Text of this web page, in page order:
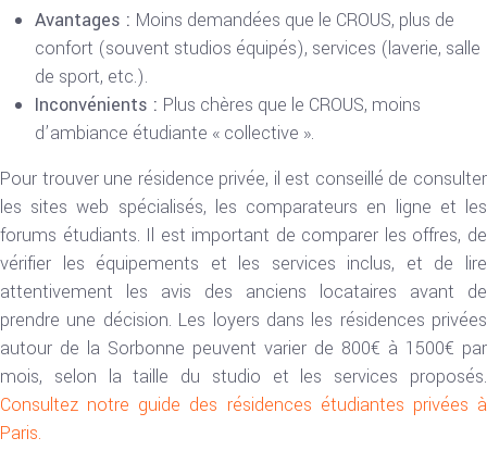
Avantages : Moins demandées que le CROUS, plus de
confort (souvent studios équipés), services (laverie, salle
de sport, etc.).
Inconvénients : Plus chères que le CROUS, moins
d’ambiance étudiante « collective ».
Pour trouver une résidence privée, il est conseillé de consulter
les sites web spécialisés, les comparateurs en ligne et les
forums étudiants. Il est important de comparer les offres, de
vérifier les équipements et les services inclus, et de lire
attentivement les avis des anciens locataires avant de
prendre une décision. Les loyers dans les résidences privées
autour de la Sorbonne peuvent varier de 800€ à 1500€ par
mois, selon la taille du studio et les services proposés.
Consultez notre guide des résidences étudiantes privées à
Paris.